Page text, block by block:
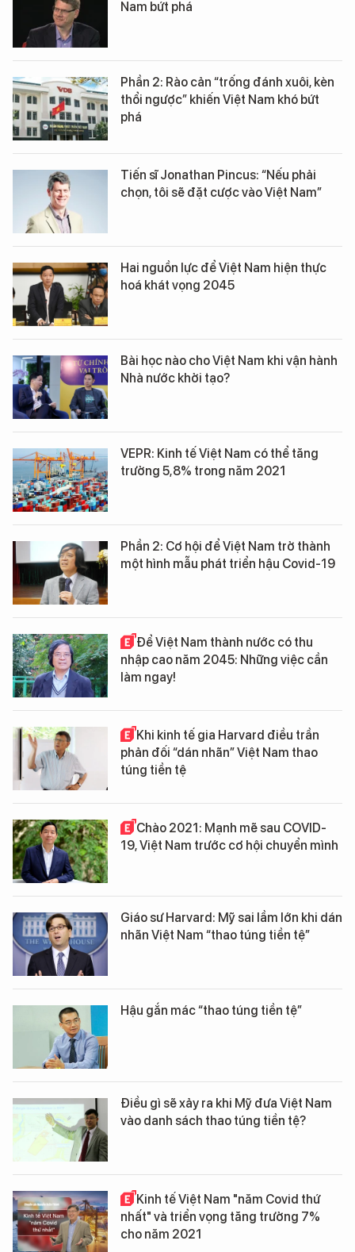
Nam bứt phá
Phần 2: Rào cản “trống đánh xuôi, kèn
thổi ngược” khiến Việt Nam khó bứt
phá
Tiến sĩ Jonathan Pincus: “Nếu phải
chọn, tôi sẽ đặt cược vào Việt Nam”
Hai nguồn lực để Việt Nam hiện thực
hoá khát vọng 2045
Bài học nào cho Việt Nam khi vận hành
Nhà nước khởi tạo?
VEPR: Kinh tế Việt Nam có thể tăng
trưởng 5,8% trong năm 2021
Phần 2: Cơ hội để Việt Nam trở thành
một hình mẫu phát triển hậu Covid-19
Để Việt Nam thành nước có thu
nhập cao năm 2045: Những việc cần
làm ngay!
Khi kinh tế gia Harvard điều trần
phản đối “dán nhãn” Việt Nam thao
túng tiền tệ
Chào 2021: Mạnh mẽ sau COVID-
19, Việt Nam trước cơ hội chuyển mình
Giáo sư Harvard: Mỹ sai lầm lớn khi dán
nhãn Việt Nam “thao túng tiền tệ”
Hậu gắn mác “thao túng tiền tệ”
Điều gì sẽ xảy ra khi Mỹ đưa Việt Nam
vào danh sách thao túng tiền tệ?
Kinh tế Việt Nam "năm Covid thứ
nhất" và triển vọng tăng trưởng 7%
cho năm 2021